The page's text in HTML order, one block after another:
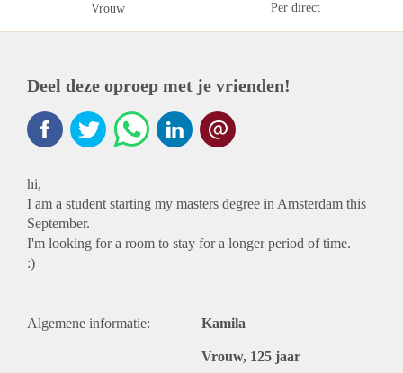
Vrouw Per direct
Deel deze oproep met je vrienden!
hi,
I am a student starting my masters degree in Amsterdam this
September.
I'm looking for a room to stay for a longer period of time.
:)
Algemene informatie: Kamila
Vrouw, 125 jaar